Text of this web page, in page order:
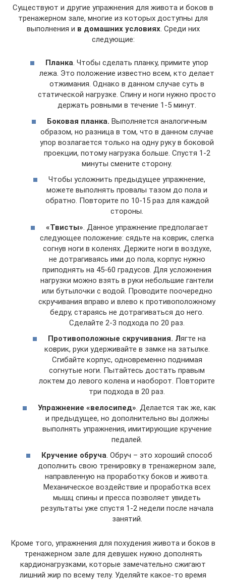
Существуют и другие упражнения для живота и боков в
тренажерном зале, многие из которых доступны для
выполнения и в домашних условиях. Среди них
следующие:
Планка. Чтобы сделать планку, примите упор
лежа. Это положение известно всем, кто делает
отжимания. Однако в данном случае суть в
статической нагрузке. Спину и ноги нужно просто
держать ровными в течение 1-5 минут.
Боковая планка. Выполняется аналогичным
образом, но разница в том, что в данном случае
упор возлагается только на одну руку в боковой
проекции, потому нагрузка больше. Спустя 1-2
минуты смените сторону.
Чтобы усложнить предыдущее упражнение,
можете выполнять провалы тазом до пола и
обратно. Повторите по 10-15 раз для каждой
стороны.
«Твисты» . Данное упражнение предполагает
следующее положение: сядьте на коврик, слегка
согнув ноги в коленях. Держите ноги в воздухе,
не дотрагиваясь ими до пола, корпус нужно
приподнять на 45-60 градусов. Для усложнения
нагрузки можно взять в руки небольшие гантели
или бутылочки с водой. Проводите поочередно
скручивания вправо и влево к противоположному
бедру, стараясь не дотрагиваться до него.
Сделайте 2-3 подхода по 20 раз.
Противоположные скручивания. Лягте на
коврик, руки удерживайте в замке на затылке.
Сгибайте корпус, одновременно поднимая
согнутые ноги. Пытайтесь достать правым
локтем до левого колена и наоборот. Повторите
три подхода в 20 раз.
Упражнение «велосипед» . Делается так же, как
и предыдущее, но дополнительно вы должны
выполнять упражнения, имитирующие кручение
педалей.
Кручение обруча. Обруч – это хороший способ
дополнить свою тренировку в тренажерном зале,
направленную на проработку боков и живота.
Механическое воздействие и проработка всех
мышц спины и пресса позволяет увидеть
результаты уже спустя 1-2 недели после начала
занятий.
Кроме того, упражнения для похудения живота и боков в
тренажерном зале для девушек нужно дополнять
кардионагрузками, которые замечательно сжигают
лишний жир по всему телу. Уделяйте какое-то время